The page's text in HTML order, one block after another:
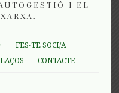
I EL
FES-TE SOCI/A
CONTACTE